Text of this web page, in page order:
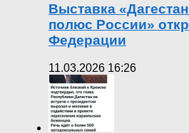
Выставка
полюс России»
Федерации
11.03.2026 16:26